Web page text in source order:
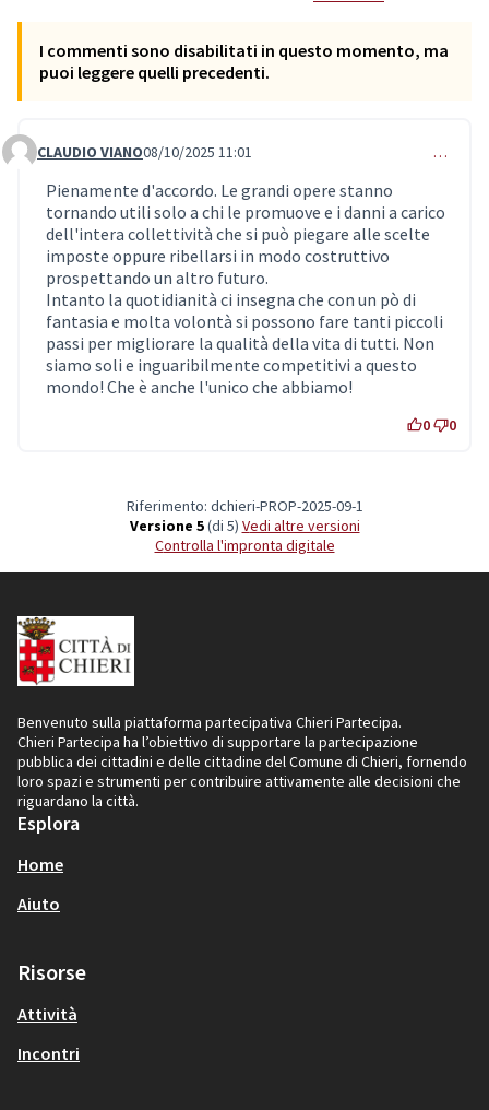
I commenti sono disabilitati in questo momento, ma
puoi leggere quelli precedenti.
Commento 2
CLAUDIO VIANO08/10/2025 11:01 …
Pienamente d'accordo. Le grandi opere stanno
tornando utili solo a chi le promuove e i danni a carico
dell'intera collettività che si può piegare alle scelte
imposte oppure ribellarsi in modo costruttivo
prospettando un altro futuro.
Intanto la quotidianità ci insegna che con un pò di
fantasia e molta volontà si possono fare tanti piccoli
passi per migliorare la qualità della vita di tutti. Non
siamo soli e inguaribilmente competitivi a questo
mondo! Che è anche l'unico che abbiamo!
0 0
Riferimento: dchieri-PROP-2025-09-1
Versione 5(di 5) vedi altre versioni
Controlla l'impronta digitale
Benvenuto sulla piattaforma partecipativa Chieri Partecipa.
Chieri Partecipa ha l’obiettivo di supportare la partecipazione
pubblica dei cittadini e delle cittadine del Comune di Chieri, fornendo
loro spazi e strumenti per contribuire attivamente alle decisioni che
riguardano la città.
Esplora
Home
Aiuto
Risorse
Attività
Incontri